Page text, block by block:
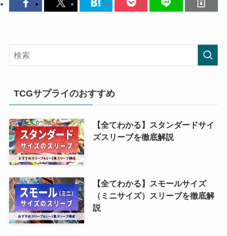
TCGサプライのおすすめ
【全てわかる】スタンダードサイ
ズスリーブを徹底解説
【全てわかる】スモールサイズ
（ミニサイズ）スリーブを徹底解
説